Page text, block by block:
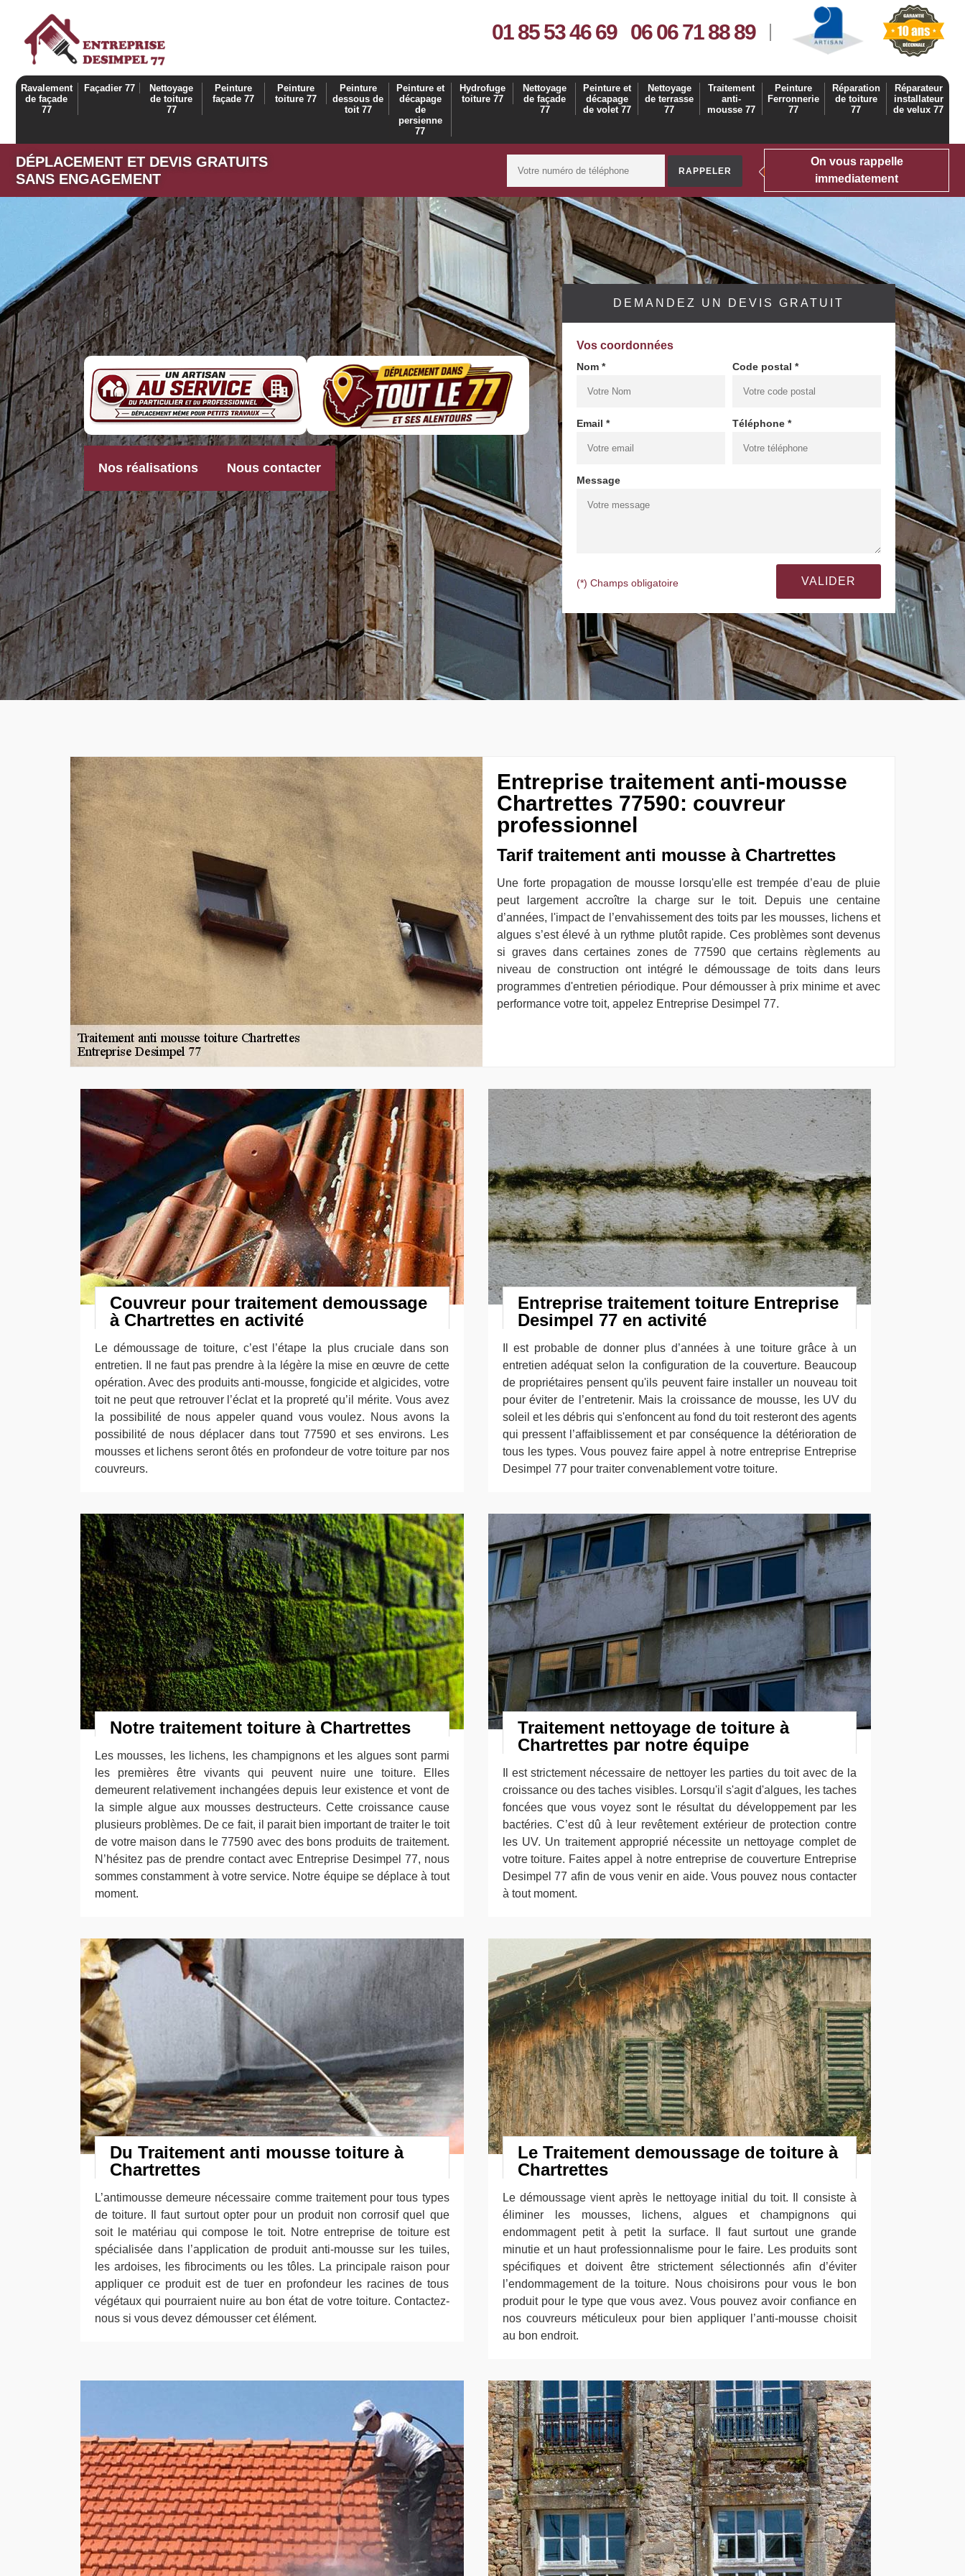
01 85 53 46 69 06 06 71 88 89
Ravalement
de façade
77
Façadier 77
Nettoyage
de toiture
77
Peinture
façade 77
Peinture
toiture 77
Peinture
dessous de
toit 77
Peinture et
décapage
de
persienne
77
Hydrofuge
toiture 77
Nettoyage
de façade
77
Peinture et
décapage
de volet 77
Nettoyage
de terrasse
77
Traitement
anti-
mousse 77
Peinture
Ferronnerie
77
Réparation
de toiture
77
Réparateur
installateur
de velux 77
DÉPLACEMENT ET DEVIS GRATUITS
SANS ENGAGEMENT
On vous rappelle
immediatement
Nos réalisations Nous contacter
DEMANDEZ UN DEVIS GRATUIT
Vos coordonnées
Nom * Code postal *
Email * Téléphone *
Message
(*) Champs obligatoire
Entreprise traitement anti-mousse
Chartrettes 77590: couvreur
professionnel
Tarif traitement anti mousse à Chartrettes
Une forte propagation de mousse lorsqu'elle est trempée d’eau de pluie
peut largement accroître la charge sur le toit. Depuis une centaine
d’années, l'impact de l’envahissement des toits par les mousses, lichens et
algues s’est élevé à un rythme plutôt rapide. Ces problèmes sont devenus
si graves dans certaines zones de 77590 que certains règlements au
niveau de construction ont intégré le démoussage de toits dans leurs
programmes d'entretien périodique. Pour démousser à prix minime et avec
performance votre toit, appelez Entreprise Desimpel 77.
Couvreur pour traitement demoussage
à Chartrettes en activité
Le démoussage de toiture, c’est l’étape la plus cruciale dans son
entretien. Il ne faut pas prendre à la légère la mise en œuvre de cette
opération. Avec des produits anti-mousse, fongicide et algicides, votre
toit ne peut que retrouver l’éclat et la propreté qu’il mérite. Vous avez
la possibilité de nous appeler quand vous voulez. Nous avons la
possibilité de nous déplacer dans tout 77590 et ses environs. Les
mousses et lichens seront ôtés en profondeur de votre toiture par nos
couvreurs.
Entreprise traitement toiture Entreprise
Desimpel 77 en activité
Il est probable de donner plus d’années à une toiture grâce à un
entretien adéquat selon la configuration de la couverture. Beaucoup
de propriétaires pensent qu'ils peuvent faire installer un nouveau toit
pour éviter de l’entretenir. Mais la croissance de mousse, les UV du
soleil et les débris qui s'enfoncent au fond du toit resteront des agents
qui pressent l’affaiblissement et par conséquence la détérioration de
tous les types. Vous pouvez faire appel à notre entreprise Entreprise
Desimpel 77 pour traiter convenablement votre toiture.
Notre traitement toiture à Chartrettes
Les mousses, les lichens, les champignons et les algues sont parmi
les premières être vivants qui peuvent nuire une toiture. Elles
demeurent relativement inchangées depuis leur existence et vont de
la simple algue aux mousses destructeurs. Cette croissance cause
plusieurs problèmes. De ce fait, il parait bien important de traiter le toit
de votre maison dans le 77590 avec des bons produits de traitement.
N’hésitez pas de prendre contact avec Entreprise Desimpel 77, nous
sommes constamment à votre service. Notre équipe se déplace à tout
moment.
Traitement nettoyage de toiture à
Chartrettes par notre équipe
Il est strictement nécessaire de nettoyer les parties du toit avec de la
croissance ou des taches visibles. Lorsqu'il s'agit d'algues, les taches
foncées que vous voyez sont le résultat du développement par les
bactéries. C’est dû à leur revêtement extérieur de protection contre
les UV. Un traitement approprié nécessite un nettoyage complet de
votre toiture. Faites appel à notre entreprise de couverture Entreprise
Desimpel 77 afin de vous venir en aide. Vous pouvez nous contacter
à tout moment.
Du Traitement anti mousse toiture à
Chartrettes
L’antimousse demeure nécessaire comme traitement pour tous types
de toiture. Il faut surtout opter pour un produit non corrosif quel que
soit le matériau qui compose le toit. Notre entreprise de toiture est
spécialisée dans l’application de produit anti-mousse sur les tuiles,
les ardoises, les fibrociments ou les tôles. La principale raison pour
appliquer ce produit est de tuer en profondeur les racines de tous
végétaux qui pourraient nuire au bon état de votre toiture. Contactez-
nous si vous devez démousser cet élément.
Le Traitement demoussage de toiture à
Chartrettes
Le démoussage vient après le nettoyage initial du toit. Il consiste à
éliminer les mousses, lichens, algues et champignons qui
endommagent petit à petit la surface. Il faut surtout une grande
minutie et un haut professionnalisme pour le faire. Les produits sont
spécifiques et doivent être strictement sélectionnés afin d’éviter
l’endommagement de la toiture. Nous choisirons pour vous le bon
produit pour le type que vous avez. Vous pouvez avoir confiance en
nos couvreurs méticuleux pour bien appliquer l’anti-mousse choisit
au bon endroit.